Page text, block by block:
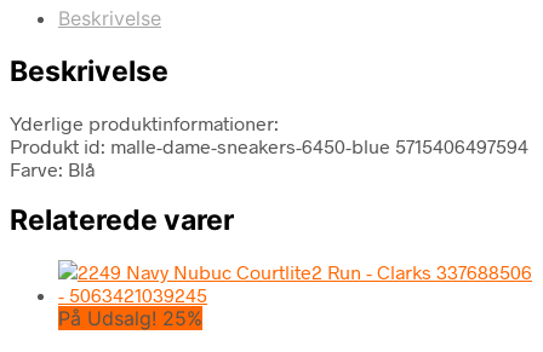
Beskrivelse
Beskrivelse
Yderlige produktinformationer:
Produkt id: malle-dame-sneakers-6450-blue 5715406497594
Farve: Blå
Relaterede varer
På Udsalg! 25%